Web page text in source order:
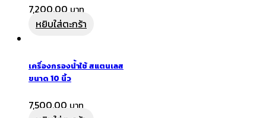
7,200.00
หยิบใส่ตะกร้า
เครื่องกรองน้ำใช้ สแตนเลส
ขนาด 10 นิ้ว
7,500.00